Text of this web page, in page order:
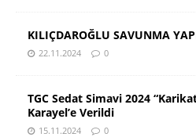
KILIÇDAROĞLU SAVUNMA
22.11.2024 0
TGC Sedat Simavi 2024
Karayel’e Verildi
15.11.2024 0